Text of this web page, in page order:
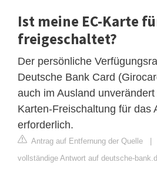
Ist meine EC-Karte
freigeschaltet?
Der persönliche
Deutsche Bank Card
auch im Ausland
Karten-Freischaltung für das
erforderlich.
Antrag auf Entfernung der Quelle |
vollständige Antwort auf deutsche-